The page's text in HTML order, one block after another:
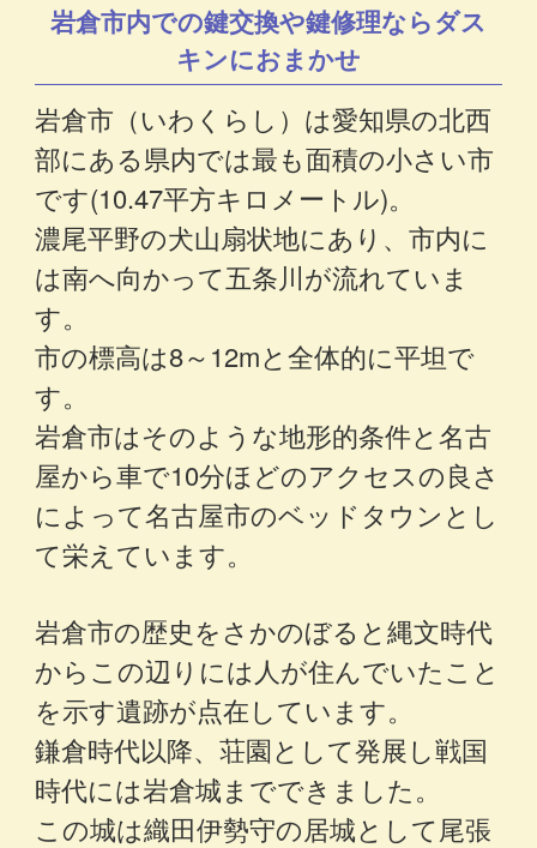
岩倉市内での鍵交換や鍵修理ならダス
キンにおまかせ
岩倉市（いわくらし）は愛知県の北西
部にある県内では最も面積の小さい市
です(10.47平方キロメートル)。
濃尾平野の犬山扇状地にあり、市内に
は南へ向かって五条川が流れていま
す。
市の標高は8～12mと全体的に平坦で
す。
岩倉市はそのような地形的条件と名古
屋から車で10分ほどのアクセスの良さ
によって名古屋市のベッドタウンとし
て栄えています。
岩倉市の歴史をさかのぼると縄文時代
からこの辺りには人が住んでいたこと
を示す遺跡が点在しています。
鎌倉時代以降、荘園として発展し戦国
時代には岩倉城までできました。
この城は織田伊勢守の居城として尾張